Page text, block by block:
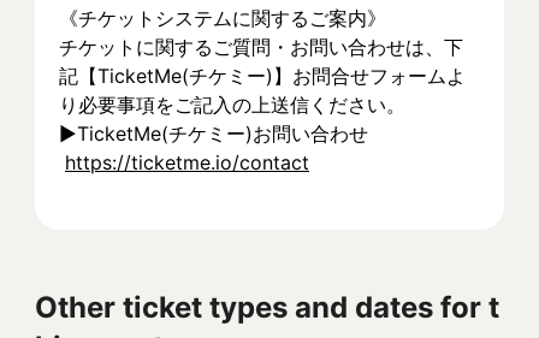
《チケットシステムに関するご案内》
チケットに関するご質問・お問い合わせは、下
記【TicketMe(チケミー)】お問合せフォームよ
り必要事項をご記入の上送信ください。
▶︎TicketMe(チケミー)お問い合わせ
https://ticketme.io/contact
Other ticket types and dates for t